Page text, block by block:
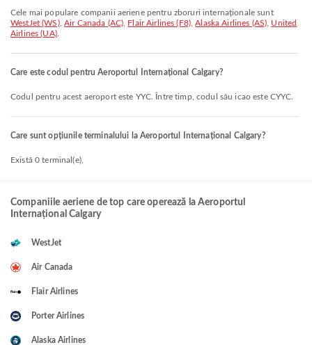
Cele mai populare companii aeriene pentru zboruri internaționale sunt
WestJet (WS), Air Canada (AC) Flair Airlines (F8) ,Alaska Airlines (AS) United
Airlines (UA).
Care este codul pentru Aeroportul Internațional Calgary?
Codul pentru acest aeroport este YYC. Între timp, codul său icao este CYYC.
Care sunt opțiunile terminalului la Aeroportul Internațional Calgary?
Există 0 terminal(e),
Companiile aeriene de top care operează la Aeroportul
Internațional Calgary
WestJet
Air Canada
Flair Airlines
Porter Airlines
Alaska Airlines